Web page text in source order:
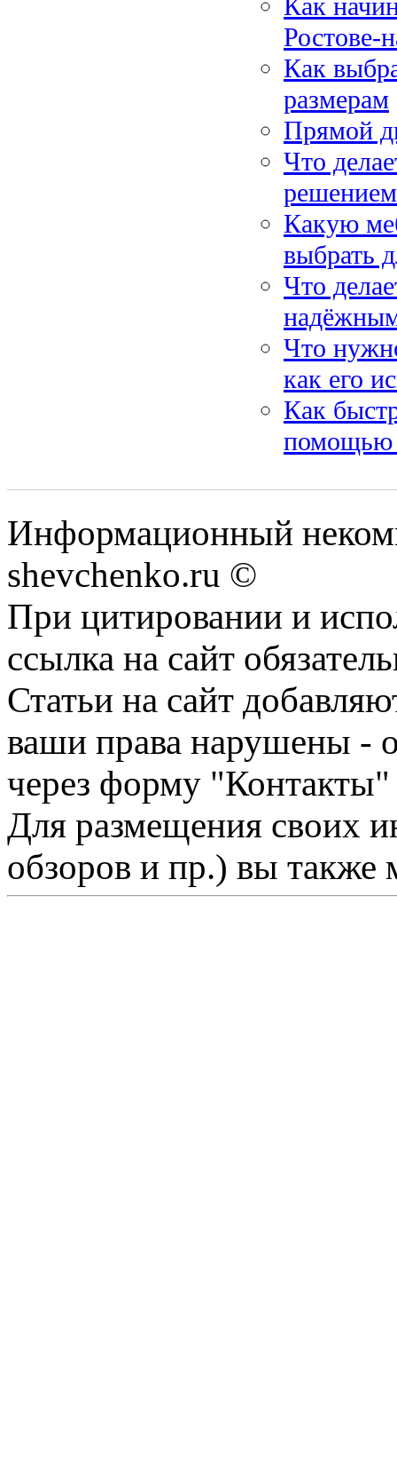
Как
Ростове-
Как
размерам
Прямой
Что
Какую
выбрать
Что
Что
как его
Как
помощью
Информационный
shevchenko.ru ©
При цитировании и
ссылка на сайт
Статьи на сайт
ваши права нарушены -
через форму "Контакты"
Для размещения своих
обзоров и пр.) вы также